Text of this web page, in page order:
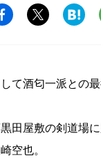
て酒匂一派との最
田屋敷の剣道場に
空也。